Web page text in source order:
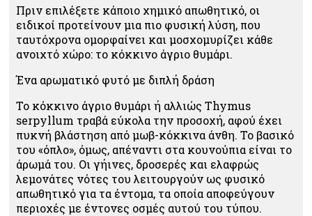
Πριν επιλέξετε κάποιο χημικό απωθητικό, οι
ειδικοί προτείνουν μια πιο φυσική λύση, που
ταυτόχρονα ομορφαίνει και μοσχομυρίζει κάθε
ανοιχτό χώρο: το κόκκινο άγριο θυμάρι.
Ένα αρωματικό φυτό με διπλή δράση
Το κόκκινο άγριο θυμάρι ή αλλιώς Thymus
serpyllum τραβά εύκολα την προσοχή, αφού έχει
πυκνή βλάστηση από μωβ-κόκκινα άνθη. Το βασικό
του «όπλο», όμως, απέναντι στα κουνούπια είναι το
άρωμά του. Οι γήινες, δροσερές και ελαφρώς
λεμονάτες νότες του λειτουργούν ως φυσικό
απωθητικό για τα έντομα, τα οποία αποφεύγουν
περιοχές με έντονες οσμές αυτού του τύπου.